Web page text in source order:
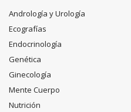
Andrología y Urología
Ecografías
Endocrinología
Genética
Ginecología
Mente Cuerpo
Nutrición